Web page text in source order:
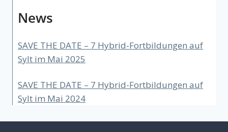
News
SAVE THE DATE – 7 Hybrid-Fortbildungen auf
Sylt im Mai 2025
SAVE THE DATE – 7 Hybrid-Fortbildungen auf
Sylt im Mai 2024